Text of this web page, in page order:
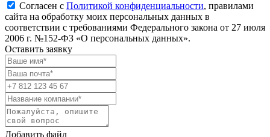
Согласен с Политикой конфиденциальности, правилами
сайта на обработку моих персональных данных в
соответствии с требованиями Федерального закона от 27 июля
2006 г. №152-ФЗ «О персональных данных».
Оставить заявку
Добавить файл